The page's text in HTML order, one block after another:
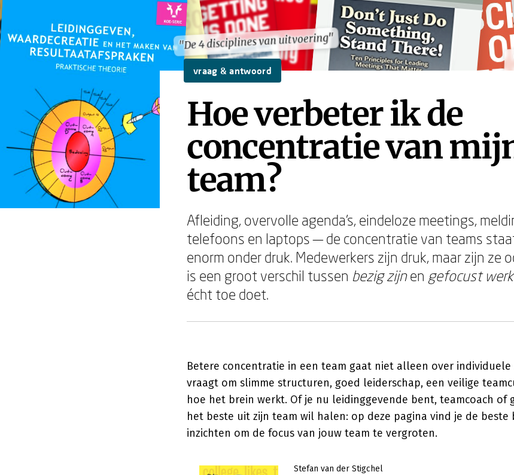
"De 4 disciplines van uitvoering"
"De 4 disciplines van uitvoering"
vraag & antwoord
Hoe verbeter ik de
concentratie van
team?
Afleiding, overvolle agenda's, eindeloze meetings,
telefoons en laptops — de concentratie van teams
enorm onder druk. Medewerkers zijn druk, maar zijn ze
is een groot verschil tussen bezig zijnen gefocust
écht toe doet.
Betere concentratie in een team gaat niet alleen over individuele
vraagt om slimme structuren, goed leiderschap, een veilige
hoe het brein werkt. Of je nu leidinggevende bent, teamcoach of
het beste uit zijn team wil halen: op deze pagina vind je de beste
inzichten om de focus van jouw team te vergroten.
Stefan van der Stigchel